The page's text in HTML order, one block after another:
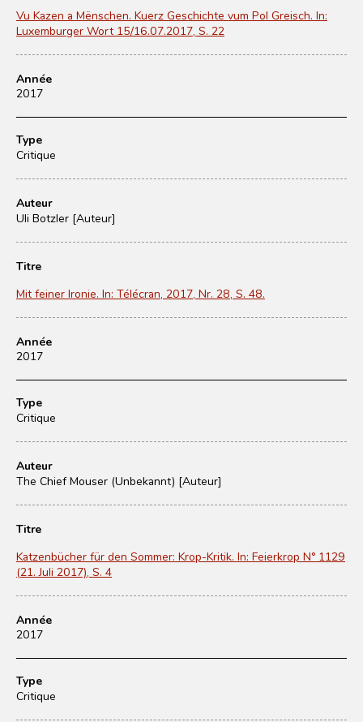
Vu Kazen a Mënschen. Kuerz Geschichte vum Pol Greisch. In:
Luxemburger Wort 15/16.07.2017, S. 22
Année
2017
Type
Critique
Auteur
Uli Botzler [Auteur]
Titre
Mit feiner Ironie. In: Télécran, 2017, Nr. 28, S. 48.
Année
2017
Type
Critique
Auteur
The Chief Mouser (Unbekannt) [Auteur]
Titre
Katzenbücher für den Sommer: Krop-Kritik. In: Feierkrop N° 1129
(21. Juli 2017), S. 4
Année
2017
Type
Critique